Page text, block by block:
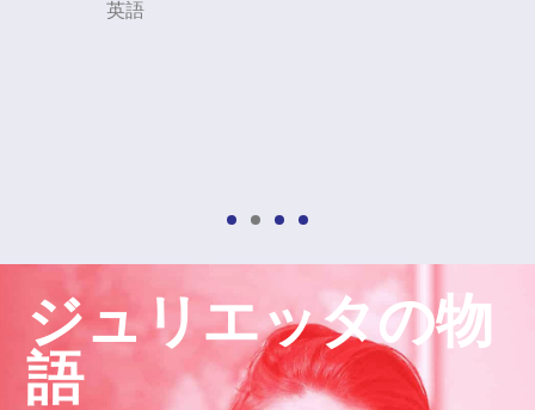
英語
ジュリエッタの物
語